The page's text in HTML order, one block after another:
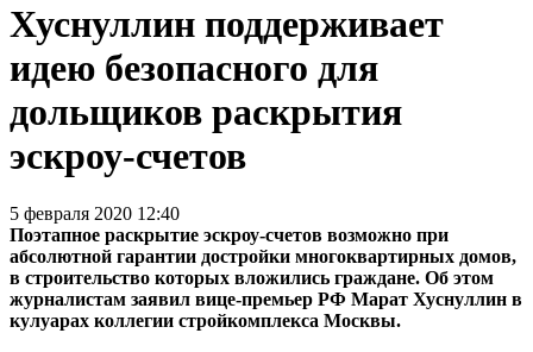
Хуснуллин поддерживает
идею безопасного для
дольщиков раскрытия
эскроу-счетов
5 февраля 2020 12:40
Поэтапное раскрытие эскроу-счетов возможно при
абсолютной гарантии достройки многоквартирных домов,
в строительство которых вложились граждане. Об этом
журналистам заявил вице-премьер РФ Марат Хуснуллин в
кулуарах коллегии стройкомплекса Москвы.